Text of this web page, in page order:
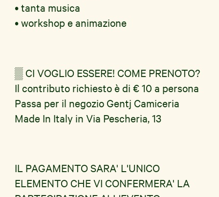
• tanta musica
• workshop e animazione
▒ CI VOGLIO ESSERE! COME PRENOTO?
Il contributo richiesto è di € 10 a persona
Passa per il negozio Gentj Camiceria
Made In Italy in Via Pescheria, 13
IL PAGAMENTO SARA' L'UNICO
ELEMENTO CHE VI CONFERMERA' LA